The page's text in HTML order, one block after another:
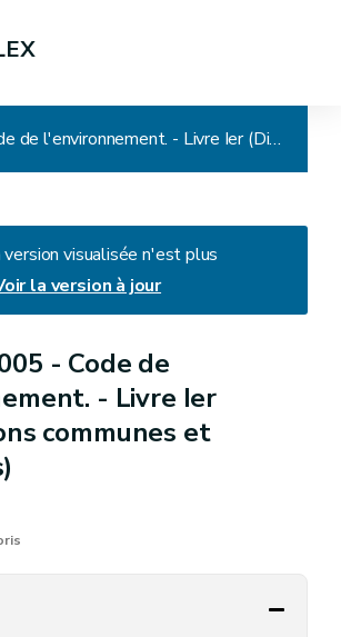
Code de l'environnement. - Livre Ier (Dispositions communes et générales)
visualisée n'est plus
la version à jour
- Code de
- Livre Ier
communes et